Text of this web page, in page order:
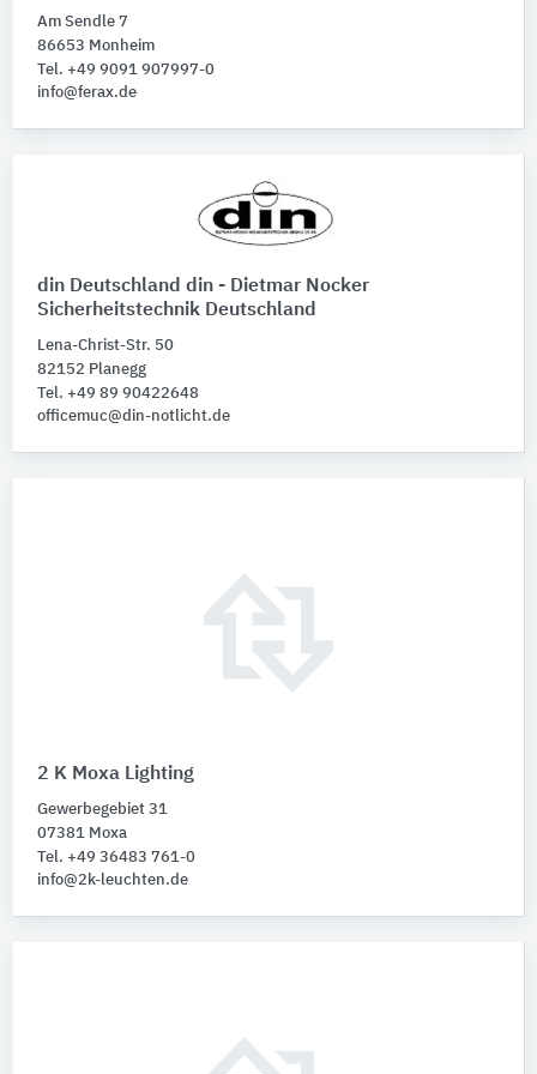
Am Sendle 7
86653 Monheim
Tel. +49 9091 907997-0
info@ferax.de
din Deutschland din - Dietmar Nocker
Sicherheitstechnik Deutschland
Lena-Christ-Str. 50
82152 Planegg
Tel. +49 89 90422648
officemuc@din-notlicht.de
2 K Moxa Lighting
Gewerbegebiet 31
07381 Moxa
Tel. +49 36483 761-0
info@2k-leuchten.de